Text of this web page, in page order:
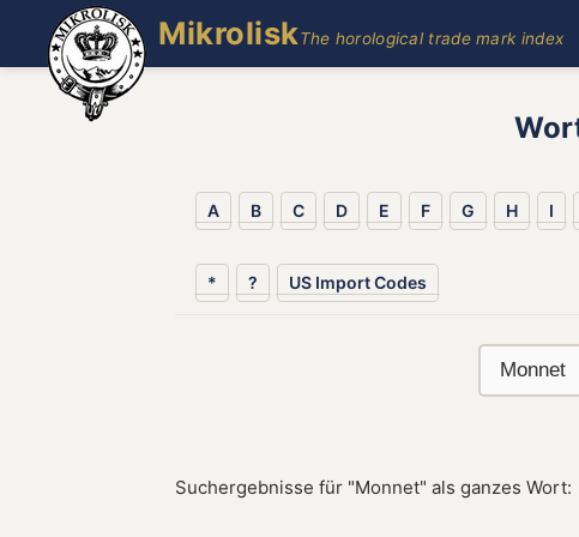
MikroliskThe horological trade mark index
A B C D E F G H I
* ? US Import Codes
Suchergebnisse für "Monnet" als ganzes Wort: